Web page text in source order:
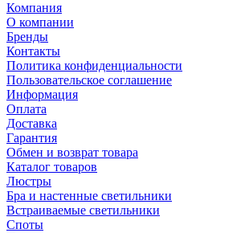
Компания
О компании
Бренды
Контакты
Политика конфиденциальности
Пользовательское соглашение
Информация
Оплата
Доставка
Гарантия
Обмен и возврат товара
Каталог товаров
Люстры
Бра и настенные светильники
Встраиваемые светильники
Споты